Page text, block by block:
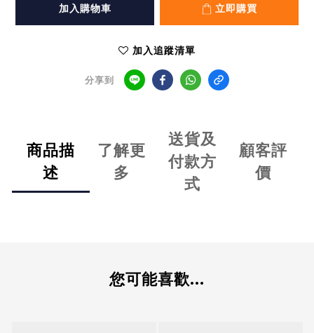
加入購物車 立即購買
加入追蹤清單
分享到
商品描
述
了解更
多
送貨及
付款方
式
顧客評
價
您可能喜歡...